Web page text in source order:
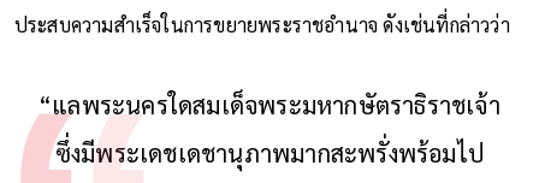
ประสบความสำเร็จในการขยายพระราชอำนาจ ดังเช่นที่กล่าวว่า
“แลพระนครใดสมเด็จพระมหากษัตราธิราชเจ้า
ซึ่งมีพระเดชเดชานุภาพมากสะพรั่งพร้อมไป